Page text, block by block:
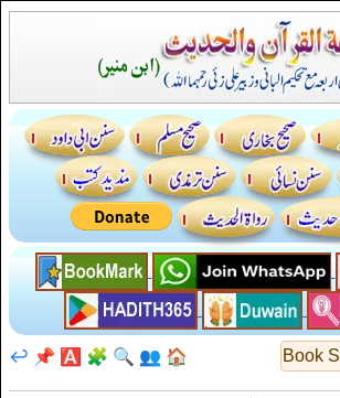
Book
🏠
👥
🔍
🧩
🅰️
📌
↩️